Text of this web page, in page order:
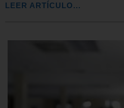
LEER ARTÍCULO...